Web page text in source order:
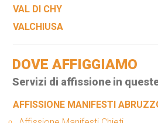
VAL DI CHY
VALCHIUSA
DOVE AFFIGGIAMO
Servizi di affissione in
AFFISSIONE MANIFESTI